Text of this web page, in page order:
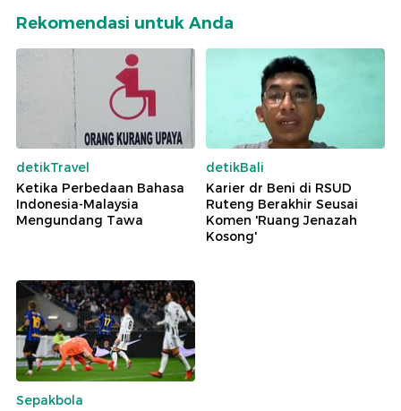
Rekomendasi untuk Anda
detikTravel
Ketika Perbedaan Bahasa
Indonesia-Malaysia
Mengundang Tawa
detikBali
Karier dr Beni di RSUD
Ruteng Berakhir Seusai
Komen 'Ruang Jenazah
Kosong'
Sepakbola